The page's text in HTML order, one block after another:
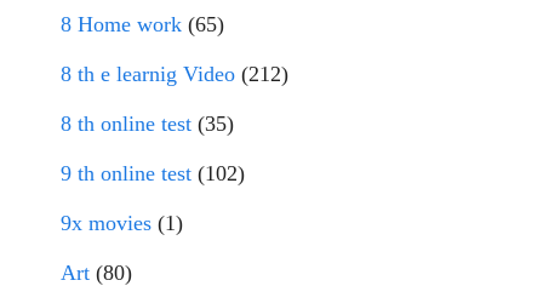
8 Home work (65)
8 th e learnig Video (212)
8 th online test (35)
9 th online test (102)
9x movies (1)
Art (80)